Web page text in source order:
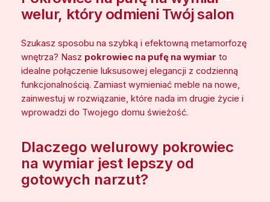
0
z
ł
d
o
4
8
e
n
a
p
u
f
e
a
w
y
m
welur, który odmieni Twój salon
Szukasz sposobu na szybką i efektowną metamorfozę
wnętrza? Nasz pokrowiec na pufę na wymiar to
idealne połączenie luksusowej elegancji z codzienną
funkcjonalnością. Zamiast wymieniać meble na nowe,
zainwestuj w rozwiązanie, które nada im drugie życie i
wprowadzi do Twojego domu świeżość.
Dlaczego welurowy pokrowiec
na wymiar jest lepszy od
gotowych narzut?